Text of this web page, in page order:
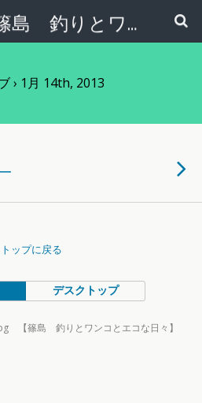
篠島Blog【篠島 釣りとワンコとエコな日々】
› 1月 14th, 2013
トップに戻る
デスクトップ
【篠島 釣りとワンコとエコな日々】